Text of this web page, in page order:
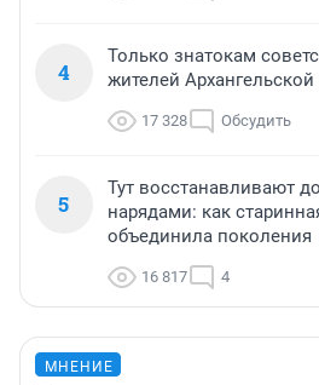
4
Только знатокам
жителей Архангельской
17 328 Обсудить
5
Тут восстанавливают
нарядами: как
объединила поколения
16 817 4
МНЕНИЕ